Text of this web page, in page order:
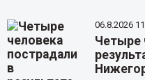
06.8.2026
Четыре